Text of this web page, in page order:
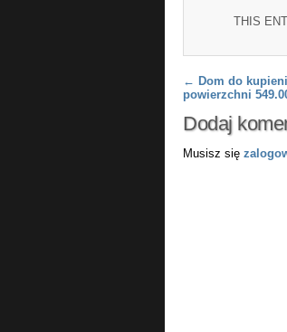
THIS
Post
← Dom do
powierzchni
Dodaj
Musisz się